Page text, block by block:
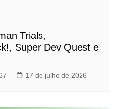
Trials,
Super Dev Quest e
17 de julho de 2026